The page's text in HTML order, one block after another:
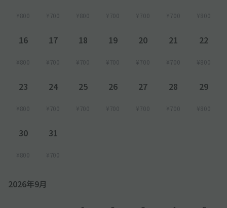
¥800 ¥700 ¥800 ¥700 ¥700 ¥700 ¥800
16
¥800
17
¥700
18
¥700
19
¥700
20
¥700
21
¥700
22
¥800
23
¥800
24
¥700
25
¥700
26
¥700
27
¥700
28
¥700
29
¥800
30
¥800
31
¥700
2026年9月